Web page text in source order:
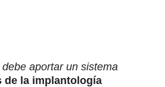
aportar un sistema
de la implantología